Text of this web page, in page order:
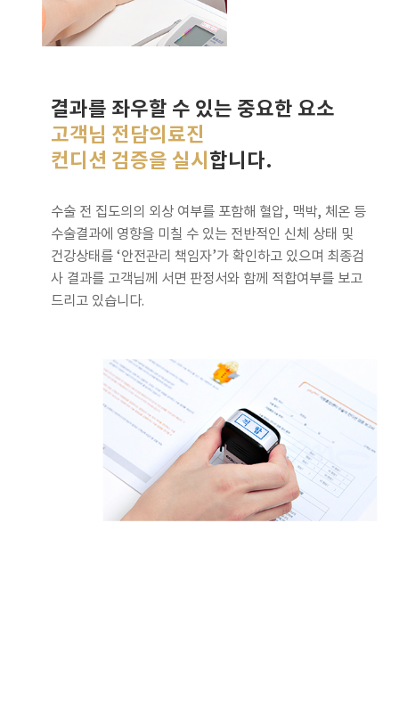
결과를 좌우할 수 있는 중요한 요소
고객님 전담의료진
컨디션 검증을 실시합니다.
수술 전 집도의의 외상 여부를 포함해 혈압, 맥박, 체온 등
수술결과에 영향을 미칠 수 있는 전반적인 신체 상태 및
건강상태를 ‘안전관리 책임자’가 확인하고 있으며 최종검
사 결과를 고객님께 서면 판정서와 함께 적합여부를 보고
드리고 있습니다.